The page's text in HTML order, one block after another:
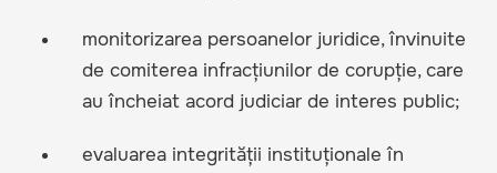
monitorizarea persoanelor juridice, învinuite
de comiterea infracțiunilor de corupție, care
au încheiat acord judiciar de interes public;
evaluarea integrității instituționale în